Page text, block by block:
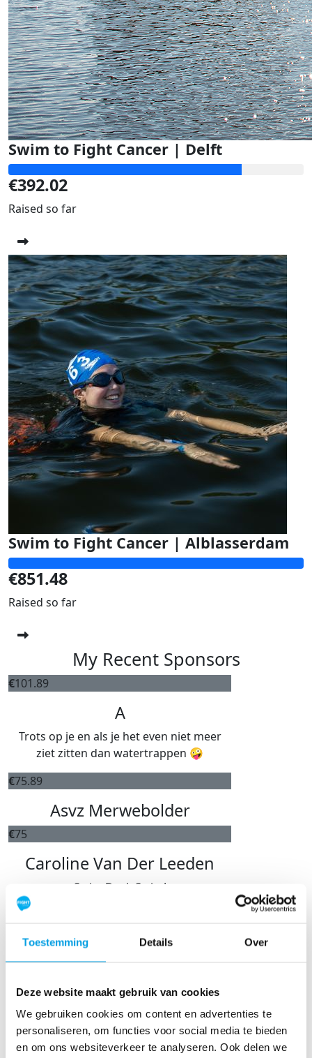
Toestemming Details Over
Deze website maakt gebruik van cookies
We gebruiken cookies om content en advertenties te
personaliseren, om functies voor social media te bieden
en om ons websiteverkeer te analyseren. Ook delen we
Swim to Fight Cancer | Delft
€392.02
Raised so far
Swim to Fight Cancer | Alblasserdam
€851.48
Raised so far
My Recent Sponsors
€101.89
A
Trots op je en als je het even niet meer
ziet zitten dan watertrappen 🤪
€75.89
Asvz Merwebolder
€75
Caroline Van Der Leeden
Swim Duck Swim!
51.19
Nanny Van Den Boogaart
51.19
Leni Den Besten
Lieve Jans, heel veel succes hoop dat het